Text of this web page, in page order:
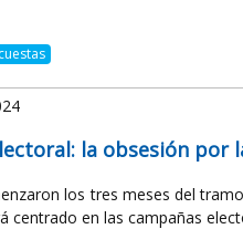
la obsesión por
los tres meses del
centrado en las campañas